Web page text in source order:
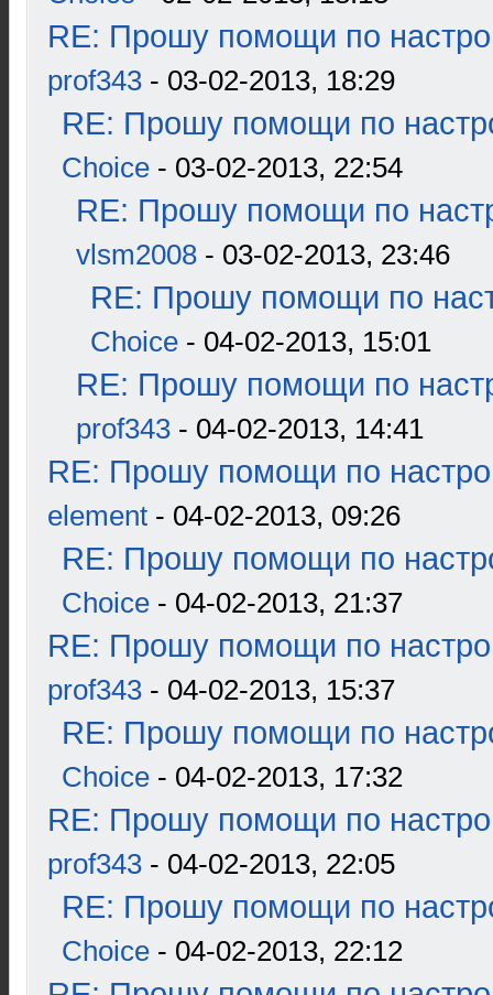
RE: Прошу помощи по
prof343 - 03-02-2013, 18:29
RE: Прошу помощи по
Choice - 03-02-2013, 22:54
RE: Прошу помощи по
vlsm2008 - 03-02-2013, 23:46
RE: Прошу помощи по
Choice - 04-02-2013, 15:01
RE: Прошу помощи по
prof343 - 04-02-2013, 14:41
RE: Прошу помощи по
element - 04-02-2013, 09:26
RE: Прошу помощи по
Choice - 04-02-2013, 21:37
RE: Прошу помощи по
prof343 - 04-02-2013, 15:37
RE: Прошу помощи по
Choice - 04-02-2013, 17:32
RE: Прошу помощи по
prof343 - 04-02-2013, 22:05
RE: Прошу помощи по
Choice - 04-02-2013, 22:12